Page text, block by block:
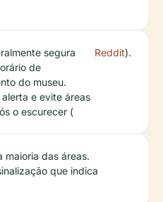
segura
de
do museu.
alerta e evite áreas
o escurecer (
Reddit).
maioria das áreas.
que indica